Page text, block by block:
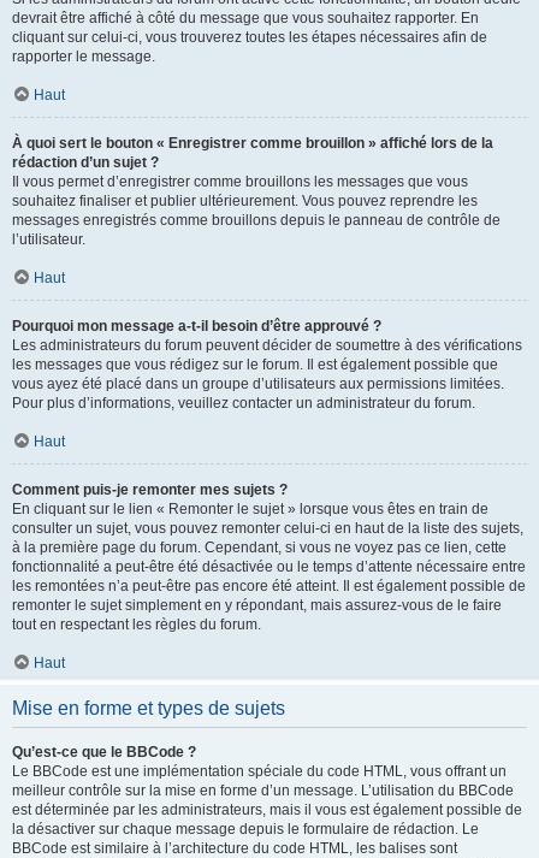
devrait être affiché à côté du message que vous souhaitez rapporter. En
cliquant sur celui-ci, vous trouverez toutes les étapes nécessaires afin de
rapporter le message.
Haut
À quoi sert le bouton « Enregistrer comme brouillon » affiché lors de la
rédaction d’un sujet ?
Il vous permet d’enregistrer comme brouillons les messages que vous
souhaitez finaliser et publier ultérieurement. Vous pouvez reprendre les
messages enregistrés comme brouillons depuis le panneau de contrôle de
l’utilisateur.
Haut
Pourquoi mon message a-t-il besoin d’être approuvé ?
Les administrateurs du forum peuvent décider de soumettre à des vérifications
les messages que vous rédigez sur le forum. Il est également possible que
vous ayez été placé dans un groupe d’utilisateurs aux permissions limitées.
Pour plus d’informations, veuillez contacter un administrateur du forum.
Haut
Comment puis-je remonter mes sujets ?
En cliquant sur le lien « Remonter le sujet » lorsque vous êtes en train de
consulter un sujet, vous pouvez remonter celui-ci en haut de la liste des sujets,
à la première page du forum. Cependant, si vous ne voyez pas ce lien, cette
fonctionnalité a peut-être été désactivée ou le temps d’attente nécessaire entre
les remontées n’a peut-être pas encore été atteint. Il est également possible de
remonter le sujet simplement en y répondant, mais assurez-vous de le faire
tout en respectant les règles du forum.
Haut
Mise en forme et types de sujets
Qu’est-ce que le BBCode ?
Le BBCode est une implémentation spéciale du code HTML, vous offrant un
meilleur contrôle sur la mise en forme d’un message. L’utilisation du BBCode
est déterminée par les administrateurs, mais il vous est également possible de
la désactiver sur chaque message depuis le formulaire de rédaction. Le
BBCode est similaire à l’architecture du code HTML, les balises sont